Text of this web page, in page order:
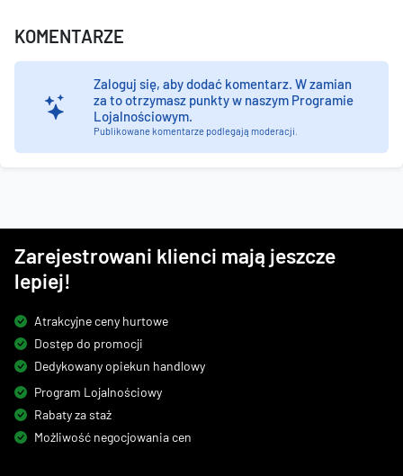
KOMENTARZE
Zaloguj się, aby dodać komentarz. W zamian
za to otrzymasz punkty w naszym Programie
Lojalnościowym.
Publikowane komentarze podlegają moderacji.
Zarejestrowani klienci mają jeszcze
lepiej!
Atrakcyjne ceny hurtowe
Dostęp do promocji
Dedykowany opiekun handlowy
Program Lojalnościowy
Rabaty za staż
Możliwość negocjowania cen